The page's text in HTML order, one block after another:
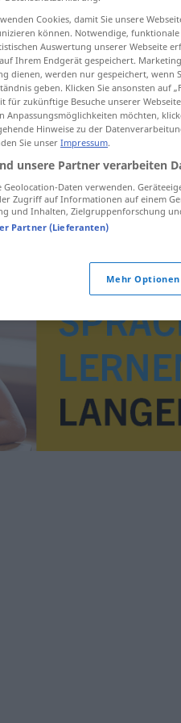
antippen)
Cookies, damit Sie unsere
können. Notwendige,
Auswertung unserer Webseite
Ihrem Endgerät gespeichert.
dienen, werden nur gespeichert, wenn
geben. Klicken Sie ansonsten
für zukünftige Besuche unserer
Anpassungsmöglichkeiten möchten,
Hinweise zu der
Sie unser Impressum.
unsere Partner verarbeiten
Geolocation-Daten verwenden.
Zugriff auf Informationen auf einem
und Inhalten, Zielgruppenforschung
Partner (Lieferanten)
Mehr Optionen